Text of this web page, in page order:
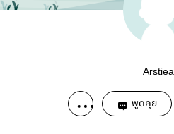
Arstiea
พูดคุย